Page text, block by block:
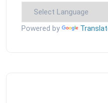
Powered by